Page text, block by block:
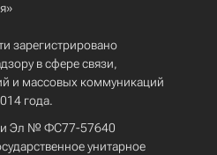
зарегистрировано
в сфере связи,
и массовых коммуникаций
года.
Эл № ФС77-57640
унитарное